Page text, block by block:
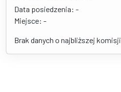
Data posiedzenia: -
Miejsce: -
Brak danych o najbliższej komisji